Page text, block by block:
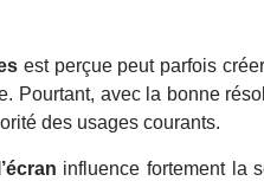
est perçue peut parfois
Pourtant, avec la bonne
des usages courants.
influence fortement la